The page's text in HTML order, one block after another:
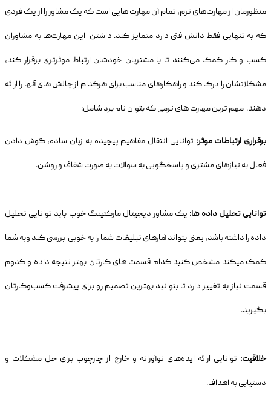
منظورمان از مهارت‌های نرم، تمام آن مهارت هایی است که یک مشاور را از یک فردی
که به تنهایی فقط دانش فنی دارد متمایز کند. داشتن این مهارت‌ها به مشاوران
کسب و کار کمک می‌کنند تا با مشتریان خودشان ارتباط موثرتری برقرار کند،
مشکلاتشان را درک کند و راهکارهای مناسب برای هرکدام از چالش های آنها را ارائه
دهند. مهم ترین مهارت های نرمی که بتوان نام برد شامل:
برقراری ارتباطات موثر: توانایی انتقال مفاهیم پیچیده به زبان ساده، گوش دادن
فعال به نیازهای مشتری و پاسخگویی به سوالات به صورت شفاف و روشن.
توانایی تحلیل داده ها: یک مشاور دیجیتال مارکتینگ خوب باید توانایی تحلیل
داده را داشته باشد، یعنی بتواند آمارهای تبلیغات شما را به خوبی بررسی کند وبه شما
کمک میکند مشخص کنید کدام قسمت های کارتان بهتر نتیجه داده و کدوم
قسمت نیاز به تغییر دارد تا بتوانید بهترین تصمیم رو برای پیشرفت کسب‌وکارتان
بگیرید.
خلاقیت: توانایی ارائه ایده‌های نوآورانه و خارج از چارچوب برای حل مشکلات و
دستیابی به اهداف.